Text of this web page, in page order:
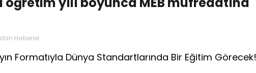
Haberler
Formatıyla Dünya Standartlarında Bir Eğitim Görecek!